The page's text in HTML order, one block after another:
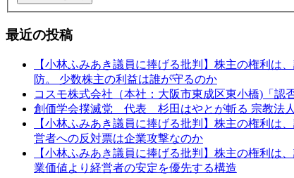
最近の投稿
【小林ふみあき議員に捧げる批判】株主の権利
防。 少数株主の利益は誰が守るのか
コスモ株式会社（本社：大阪市東成区東小橋)「
創価学会撲滅党 代表 杉田はやとが斬る 宗教法
【小林ふみあき議員に捧げる批判】株主の権利
営者への反対票は企業攻撃なのか
【小林ふみあき議員に捧げる批判】株主の権利は
業価値より経営者の安定を優先する構造